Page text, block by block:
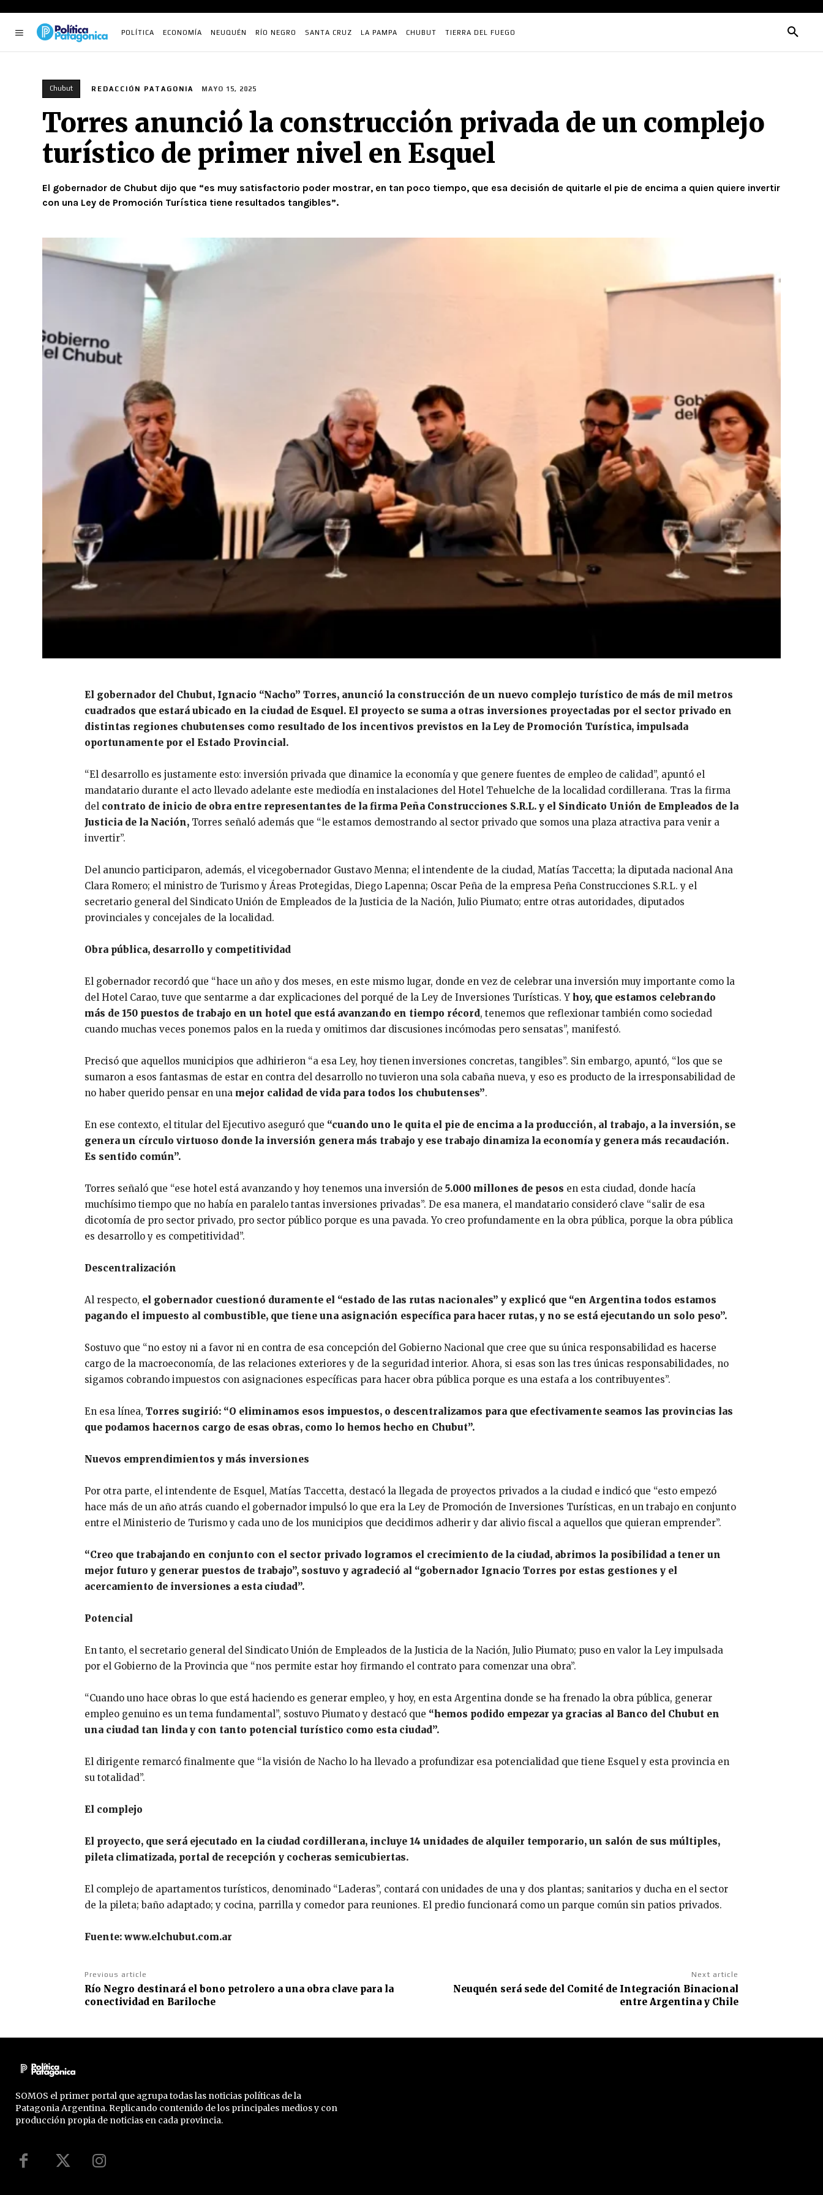
POLÍTICA ECONOMÍA NEUQUÉN RÍO NEGRO SANTA CRUZ LA PAMPA CHUBUT TIERRA DEL FUEGO
Chubut REDACCIÓN PATAGONIA MAYO 15, 2025
Torres anunció la construcción privada de un complejo
turístico de primer nivel en Esquel
El gobernador de Chubut dijo que “es muy satisfactorio poder mostrar, en tan poco tiempo, que esa decisión de quitarle el pie de encima a quien quiere invertir
con una Ley de Promoción Turística tiene resultados tangibles”.
El gobernador del Chubut, Ignacio “Nacho” Torres, anunció la construcción de un nuevo complejo turístico de más de mil metros
cuadrados que estará ubicado en la ciudad de Esquel. El proyecto se suma a otras inversiones proyectadas por el sector privado en
distintas regiones chubutenses como resultado de los incentivos previstos en la Ley de Promoción Turística, impulsada
oportunamente por el Estado Provincial.
“El desarrollo es justamente esto: inversión privada que dinamice la economía y que genere fuentes de empleo de calidad”, apuntó el
mandatario durante el acto llevado adelante este mediodía en instalaciones del Hotel Tehuelche de la localidad cordillerana. Tras la firma
del contrato de inicio de obra entre representantes de la firma Peña Construcciones S.R.L. y el Sindicato Unión de Empleados de la
Justicia de la Nación, Torres señaló además que “le estamos demostrando al sector privado que somos una plaza atractiva para venir a
invertir”.
Del anuncio participaron, además, el vicegobernador Gustavo Menna; el intendente de la ciudad, Matías Taccetta; la diputada nacional Ana
Clara Romero; el ministro de Turismo y Áreas Protegidas, Diego Lapenna; Oscar Peña de la empresa Peña Construcciones S.R.L. y el
secretario general del Sindicato Unión de Empleados de la Justicia de la Nación, Julio Piumato; entre otras autoridades, diputados
provinciales y concejales de la localidad.
Obra pública, desarrollo y competitividad
El gobernador recordó que “hace un año y dos meses, en este mismo lugar, donde en vez de celebrar una inversión muy importante como la
del Hotel Carao, tuve que sentarme a dar explicaciones del porqué de la Ley de Inversiones Turísticas. Y hoy, que estamos celebrando
más de 150 puestos de trabajo en un hotel que está avanzando en tiempo récord, tenemos que reflexionar también como sociedad
cuando muchas veces ponemos palos en la rueda y omitimos dar discusiones incómodas pero sensatas”, manifestó.
Precisó que aquellos municipios que adhirieron “a esa Ley, hoy tienen inversiones concretas, tangibles”. Sin embargo, apuntó, “los que se
sumaron a esos fantasmas de estar en contra del desarrollo no tuvieron una sola cabaña nueva, y eso es producto de la irresponsabilidad de
no haber querido pensar en una mejor calidad de vida para todos los chubutenses”.
En ese contexto, el titular del Ejecutivo aseguró que “cuando uno le quita el pie de encima a la producción, al trabajo, a la inversión, se
genera un círculo virtuoso donde la inversión genera más trabajo y ese trabajo dinamiza la economía y genera más recaudación.
Es sentido común”.
Torres señaló que “ese hotel está avanzando y hoy tenemos una inversión de 5.000 millones de pesos en esta ciudad, donde hacía
muchísimo tiempo que no había en paralelo tantas inversiones privadas”. De esa manera, el mandatario consideró clave “salir de esa
dicotomía de pro sector privado, pro sector público porque es una pavada. Yo creo profundamente en la obra pública, porque la obra pública
es desarrollo y es competitividad”.
Descentralización
Al respecto, el gobernador cuestionó duramente el “estado de las rutas nacionales” y explicó que “en Argentina todos estamos
pagando el impuesto al combustible, que tiene una asignación específica para hacer rutas, y no se está ejecutando un solo peso”.
Sostuvo que “no estoy ni a favor ni en contra de esa concepción del Gobierno Nacional que cree que su única responsabilidad es hacerse
cargo de la macroeconomía, de las relaciones exteriores y de la seguridad interior. Ahora, si esas son las tres únicas responsabilidades, no
sigamos cobrando impuestos con asignaciones específicas para hacer obra pública porque es una estafa a los contribuyentes”.
En esa línea, Torres sugirió: “O eliminamos esos impuestos, o descentralizamos para que efectivamente seamos las provincias las
que podamos hacernos cargo de esas obras, como lo hemos hecho en Chubut”.
Nuevos emprendimientos y más inversiones
Por otra parte, el intendente de Esquel, Matías Taccetta, destacó la llegada de proyectos privados a la ciudad e indicó que “esto empezó
hace más de un año atrás cuando el gobernador impulsó lo que era la Ley de Promoción de Inversiones Turísticas, en un trabajo en conjunto
entre el Ministerio de Turismo y cada uno de los municipios que decidimos adherir y dar alivio fiscal a aquellos que quieran emprender”.
“Creo que trabajando en conjunto con el sector privado logramos el crecimiento de la ciudad, abrimos la posibilidad a tener un
mejor futuro y generar puestos de trabajo”, sostuvo y agradeció al “gobernador Ignacio Torres por estas gestiones y el
acercamiento de inversiones a esta ciudad”.
Potencial
En tanto, el secretario general del Sindicato Unión de Empleados de la Justicia de la Nación, Julio Piumato; puso en valor la Ley impulsada
por el Gobierno de la Provincia que “nos permite estar hoy firmando el contrato para comenzar una obra”.
“Cuando uno hace obras lo que está haciendo es generar empleo, y hoy, en esta Argentina donde se ha frenado la obra pública, generar
empleo genuino es un tema fundamental”, sostuvo Piumato y destacó que “hemos podido empezar ya gracias al Banco del Chubut en
una ciudad tan linda y con tanto potencial turístico como esta ciudad”.
El dirigente remarcó finalmente que “la visión de Nacho lo ha llevado a profundizar esa potencialidad que tiene Esquel y esta provincia en
su totalidad”.
El complejo
El proyecto, que será ejecutado en la ciudad cordillerana, incluye 14 unidades de alquiler temporario, un salón de sus múltiples,
pileta climatizada, portal de recepción y cocheras semicubiertas.
El complejo de apartamentos turísticos, denominado “Laderas”, contará con unidades de una y dos plantas; sanitarios y ducha en el sector
de la pileta; baño adaptado; y cocina, parrilla y comedor para reuniones. El predio funcionará como un parque común sin patios privados.
Fuente: www.elchubut.com.ar
Previous article
Río Negro destinará el bono petrolero a una obra clave para la
conectividad en Bariloche
Next article
Neuquén será sede del Comité de Integración Binacional
entre Argentina y Chile
SOMOS el primer portal que agrupa todas las noticias políticas de la
Patagonia Argentina. Replicando contenido de los principales medios y con
producción propia de noticias en cada provincia.